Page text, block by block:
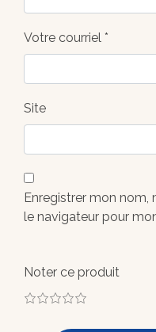
Votre courriel *
Site
Enregistrer mon
le navigateur pour
Noter ce produit
5
4
3
2